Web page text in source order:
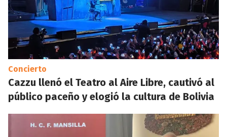
Concierto
Cazzu llenó el Teatro al Aire Libre, cautivó al
público paceño y elogió la cultura de Bolivia